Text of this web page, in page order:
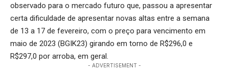
observado para o mercado futuro que, passou a apresentar
certa dificuldade de apresentar novas altas entre a semana
de 13 a 17 de fevereiro, com o preço para vencimento em
maio de 2023 (BGIK23) girando em torno de R$296,0 e
R$297,0 por arroba, em geral.
- ADVERTISEMENT -